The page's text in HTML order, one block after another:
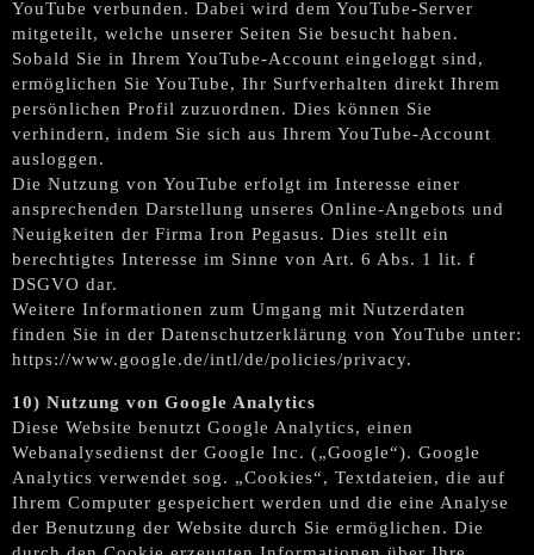
YouTube verbunden. Dabei wird dem YouTube-Server
mitgeteilt, welche unserer Seiten Sie besucht haben.
Sobald Sie in Ihrem YouTube-Account eingeloggt sind,
ermöglichen Sie YouTube, Ihr Surfverhalten direkt Ihrem
persönlichen Profil zuzuordnen. Dies können Sie
verhindern, indem Sie sich aus Ihrem YouTube-Account
ausloggen.
Die Nutzung von YouTube erfolgt im Interesse einer
ansprechenden Darstellung unseres Online-Angebots und
Neuigkeiten der Firma Iron Pegasus. Dies stellt ein
berechtigtes Interesse im Sinne von Art. 6 Abs. 1 lit. f
DSGVO dar.
Weitere Informationen zum Umgang mit Nutzerdaten
finden Sie in der Datenschutzerklärung von YouTube unter:
https://www.google.de/intl/de/policies/privacy.
10) Nutzung von Google Analytics
Diese Website benutzt Google Analytics, einen
Webanalysedienst der Google Inc. („Google“). Google
Analytics verwendet sog. „Cookies“, Textdateien, die auf
Ihrem Computer gespeichert werden und die eine Analyse
der Benutzung der Website durch Sie ermöglichen. Die